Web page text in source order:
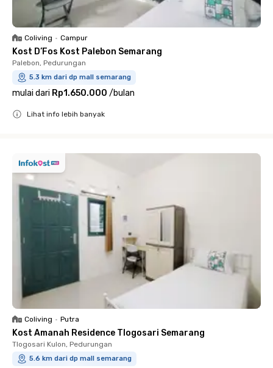
Coliving • Campur
Kost D’Fos Kost Palebon Semarang
Palebon, Pedurungan
5.3 km dari dp mall semarang
mulai dari Rp1.650.000 /bulan
Lihat info lebih banyak
Coliving • Putra
Kost Amanah Residence Tlogosari Semarang
Tlogosari Kulon, Pedurungan
5.6 km dari dp mall semarang